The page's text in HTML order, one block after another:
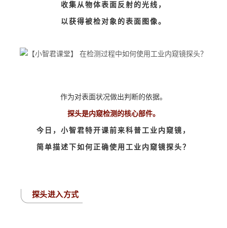
收集从物体表面反射的光线，
以获得被检对象的表面图像。
作为对表面状况做出判断的依据。
探头是内窥检测的核心部件。
今日，小智君特开课前来科普工业内窥镜，
简单描述下如何正确使用工业内窥镜探头？
探头进入方式